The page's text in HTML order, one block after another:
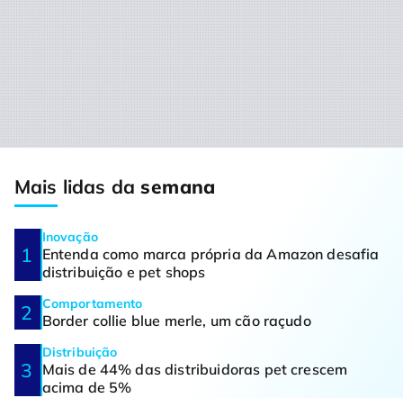
Mais lidas dasemana
Inovação
Entenda como marca própria da Amazon desafia
distribuição e pet shops
Comportamento
Border collie blue merle, um cão raçudo
Distribuição
Mais de 44% das distribuidoras pet crescem
acima de 5%